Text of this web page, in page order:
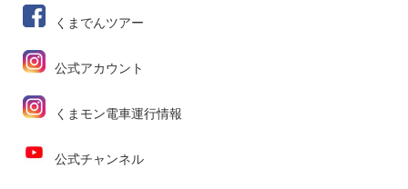
くまでんツアー
公式アカウント
くまモン電車運行情報
公式チャンネル